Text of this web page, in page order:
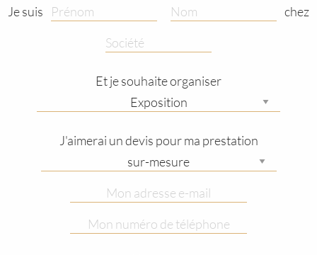
Je suis chez
Et je souhaite organiser
J'aimerai un devis pour ma prestation